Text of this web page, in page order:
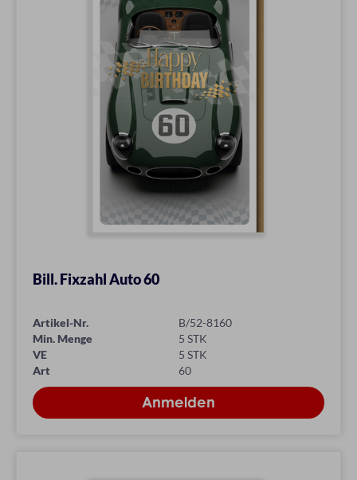
Bill. Fixzahl Auto 60
Artikel-Nr.
B/52-8160
Min. Menge
5 STK
VE
5 STK
Art
60